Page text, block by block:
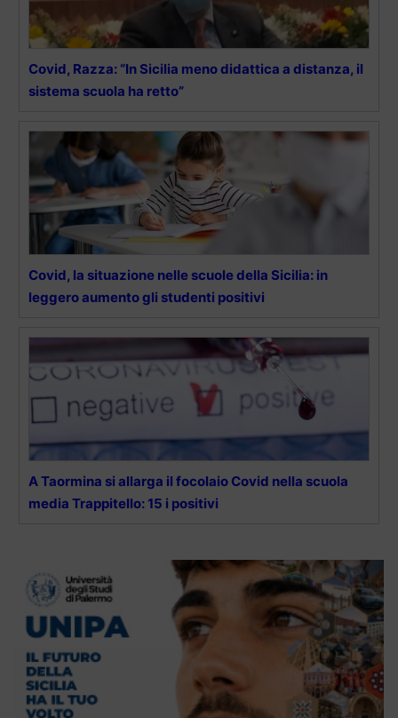
Covid, Razza: “In Sicilia meno didattica a distanza, il
sistema scuola ha retto”
Covid, la situazione nelle scuole della Sicilia: in
leggero aumento gli studenti positivi
A Taormina si allarga il focolaio Covid nella scuola
media Trappitello: 15 i positivi